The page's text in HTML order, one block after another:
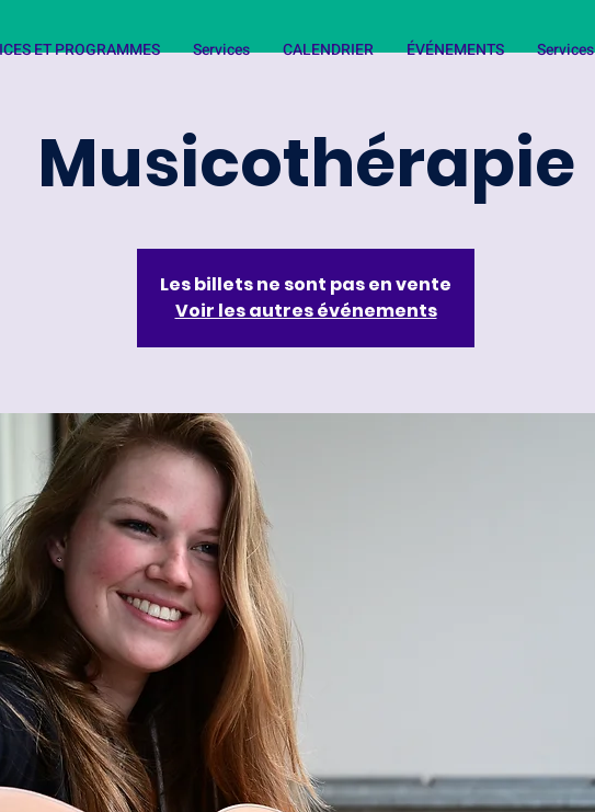
ET PROGRAMMES Services CALENDRIER ÉVÉNEMENTS Services
Musicothérapie
Les billets ne sont pas en vente
Voir les autres événements